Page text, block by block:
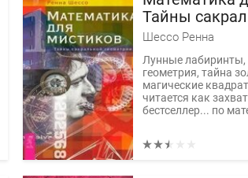
Тайны
Шессо Ренна
Лунные лабиринты,
геометрия, тайна
магические
читается как
бестселлер... по